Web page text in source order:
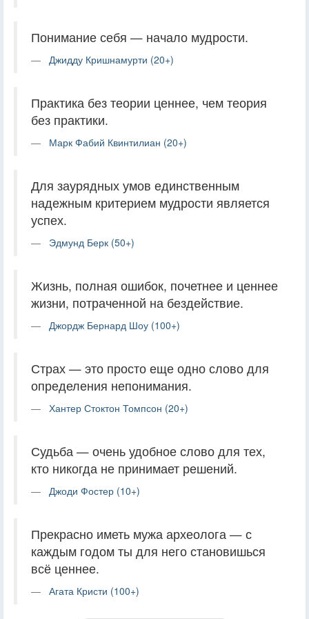
Понимание себя — начало мудрости.
Джидду Кришнамурти (20+)
Практика без теории ценнее, чем теория
без практики.
Марк Фабий Квинтилиан (20+)
Для заурядных умов единственным
надежным критерием мудрости является
успех.
Эдмунд Берк (50+)
Жизнь, полная ошибок, почетнее и ценнее
жизни, потраченной на бездействие.
Джордж Бернард Шоу (100+)
Страх — это просто еще одно слово для
определения непонимания.
Хантер Стоктон Томпсон (20+)
Судьба — очень удобное слово для тех,
кто никогда не принимает решений.
Джоди Фостер (10+)
Прекрасно иметь мужа археолога — с
каждым годом ты для него становишься
всё ценнее.
Агата Кристи (100+)